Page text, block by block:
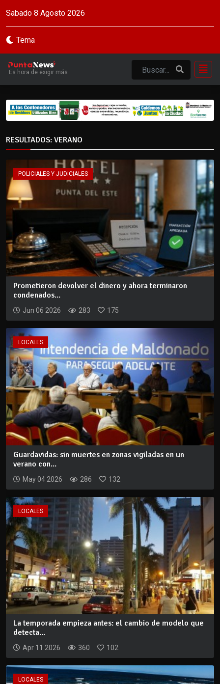
Sabado 8 Agosto 2026
Tema
Es hora de exigir más
RESULTADOS: VERANO
POLICIALES Y JUDICIALES
Prometieron devolver el dinero y ahora terminaron
condenados...
Jun 06 2026 283 175
LOCALES
Guardavidas: sin muertes en zonas vigiladas en un
verano con...
May 04 2026 286 132
LOCALES
La temporada empieza antes: el cambio de modelo que
detecta...
Apr 11 2026 360 102
LOCALES